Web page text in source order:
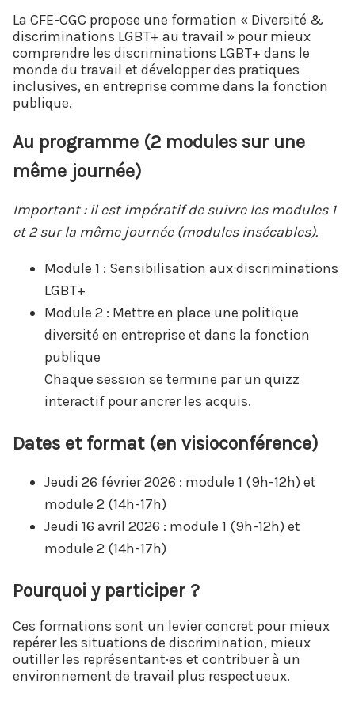
La CFE-CGC propose une formation « Diversité &
discriminations LGBT+ au travail » pour mieux
comprendre les discriminations LGBT+ dans le
monde du travail et développer des pratiques
inclusives, en entreprise comme dans la fonction
publique.
Au programme (2 modules sur une
même journée)
Important : il est impératif de suivre les modules 1
et 2 sur la même journée (modules insécables).
Module 1 : Sensibilisation aux discriminations
LGBT+
Module 2 : Mettre en place une politique
diversité en entreprise et dans la fonction
publique
Chaque session se termine par un quizz
interactif pour ancrer les acquis.
Dates et format (en visioconférence)
Jeudi 26 février 2026 : module 1 (9h-12h) et
module 2 (14h-17h)
Jeudi 16 avril 2026 : module 1 (9h-12h) et
module 2 (14h-17h)
Pourquoi y participer ?
Ces formations sont un levier concret pour mieux
repérer les situations de discrimination, mieux
outiller les représentant·es et contribuer à un
environnement de travail plus respectueux.